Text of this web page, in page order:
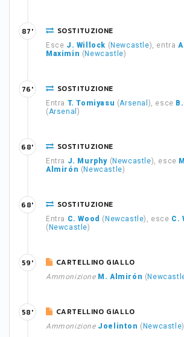
SOSTITUZIONE
Esce J. Willock ( Newcastle), entra
Maximin ( Newcastle)
87'
SOSTITUZIONE
Entra T. Tomiyasu (Arsenal ), esce
(Arsenal )
76'
SOSTITUZIONE
Entra J. Murphy ( Newcastle), esce
Almirón ( Newcastle)
68'
SOSTITUZIONE
Entra C. Wood ( Newcastle), esce C.
( Newcastle)
68'
CARTELLINO GIALLO
Ammonizione M. Almirón (
59'
CARTELLINO GIALLO
Ammonizione Joelinton ( Newcastle)
58'